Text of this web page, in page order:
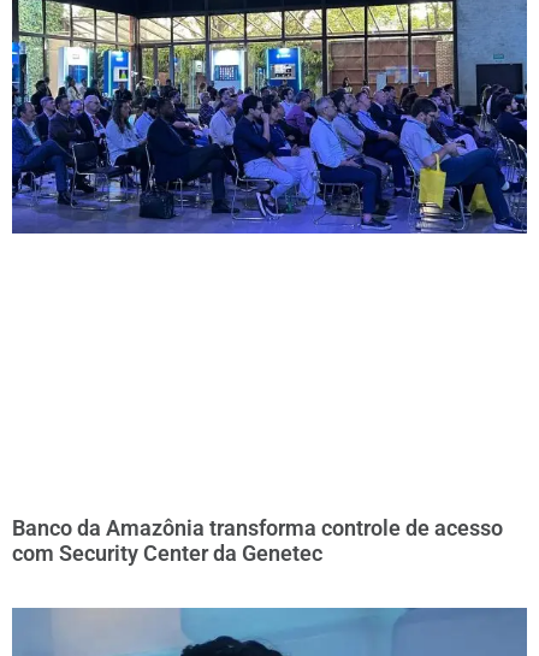
Banco da Amazônia transforma controle de acesso
com Security Center da Genetec